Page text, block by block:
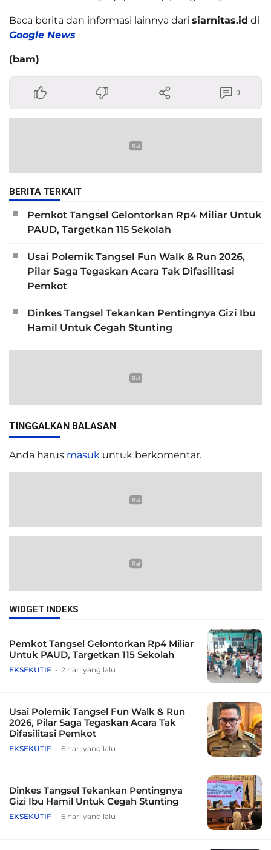
Baca berita dan informasi lainnya dari siarnitas.id di
Google News
(bam)
0
BERITA TERKAIT
Pemkot Tangsel Gelontorkan Rp4 Miliar Untuk
PAUD, Targetkan 115 Sekolah
Usai Polemik Tangsel Fun Walk & Run 2026,
Pilar Saga Tegaskan Acara Tak Difasilitasi
Pemkot
Dinkes Tangsel Tekankan Pentingnya Gizi Ibu
Hamil Untuk Cegah Stunting
TINGGALKAN BALASAN
Anda harus masuk untuk berkomentar.
WIDGET INDEKS
Pemkot Tangsel Gelontorkan Rp4 Miliar
Untuk PAUD, Targetkan 115 Sekolah
EKSEKUTIF 2 hari yang lalu
Usai Polemik Tangsel Fun Walk & Run
2026, Pilar Saga Tegaskan Acara Tak
Difasilitasi Pemkot
EKSEKUTIF 6 hari yang lalu
Dinkes Tangsel Tekankan Pentingnya
Gizi Ibu Hamil Untuk Cegah Stunting
EKSEKUTIF 6 hari yang lalu